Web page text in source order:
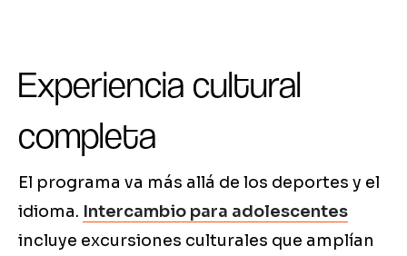
Experiencia cultural
completa
El programa va más allá de los deportes y el
idioma. Intercambio para adolescentes
incluye excursiones culturales que amplían